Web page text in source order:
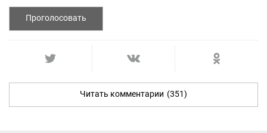
Проголосовать
Читать комментарии (351)